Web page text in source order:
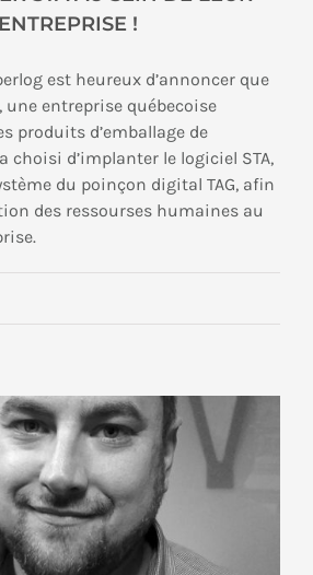
ENTREPRISE !
est heureux d’annoncer que
une entreprise québecoise
produits d’emballage de
choisi d’implanter le logiciel STA,
du poinçon digital TAG, afin
des ressourses humaines au